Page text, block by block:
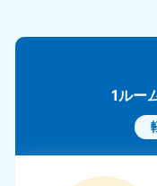
1ルー